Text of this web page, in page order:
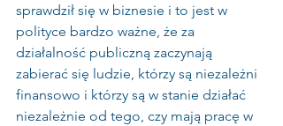
sprawdził się w biznesie i to jest w
polityce bardzo ważne, że za
działalność publiczną zaczynają
zabierać się ludzie, którzy są niezależni
finansowo i którzy są w stanie działać
niezależnie od tego, czy mają pracę w